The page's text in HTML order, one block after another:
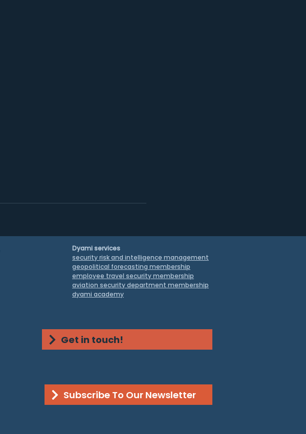
Dyami services
security risk and intelligence management
geopolitical forecasting membership
employee travel securitymembership
aviation security department membership
dyami academy
Get in touch!
Subscribe To Our Newsletter